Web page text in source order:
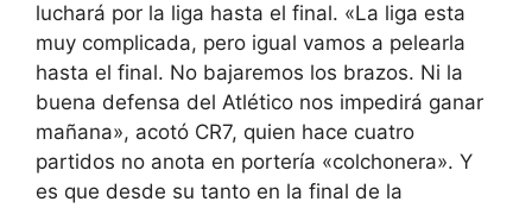
luchará por la liga hasta el final. «La liga esta
muy complicada, pero igual vamos a pelearla
hasta el final. No bajaremos los brazos. Ni la
buena defensa del Atlético nos impedirá ganar
mañana», acotó CR7, quien hace cuatro
partidos no anota en portería «colchonera». Y
es que desde su tanto en la final de la